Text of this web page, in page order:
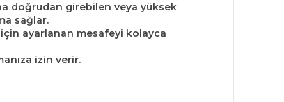
doğrudan girebilen veya yüksek
sağlar.
ayarlanan mesafeyi kolayca
izin verir.